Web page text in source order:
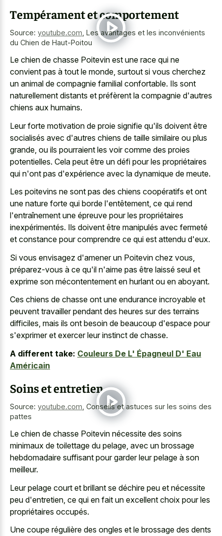
Tempérament et comportement
Source: youtube.com Les avantages et les inconvénients
du Chien de Haut-Poitou
Le chien de chasse Poitevin est une race qui ne
convient pas à tout le monde, surtout si vous cherchez
un animal de compagnie familial confortable. Ils sont
naturellement distants et préfèrent la compagnie d'autres
chiens aux humains.
Leur forte motivation de proie signifie qu'ils doivent être
socialisés avec d'autres chiens de taille similaire ou plus
grande, ou ils pourraient les voir comme des proies
potentielles. Cela peut être un défi pour les propriétaires
qui n'ont pas d'expérience avec la dynamique de meute.
Les poitevins ne sont pas des chiens coopératifs et ont
une nature forte qui borde l'entêtement, ce qui rend
l'entraînement une épreuve pour les propriétaires
inexpérimentés. Ils doivent être manipulés avec fermeté
et constance pour comprendre ce qui est attendu d'eux.
Si vous envisagez d'amener un Poitevin chez vous,
préparez-vous à ce qu'il n'aime pas être laissé seul et
exprime son mécontentement en hurlant ou en aboyant.
Ces chiens de chasse ont une endurance incroyable et
peuvent travailler pendant des heures sur des terrains
difficiles, mais ils ont besoin de beaucoup d'espace pour
s'exprimer et exercer leur instinct de chasse.
A different take: Couleurs De L' Épagneul D' Eau
Américain
Soins et entretien
Source: youtube.com Conseils et astuces sur les soins des
pattes
Le chien de chasse Poitevin nécessite des soins
minimaux de toilettage du pelage, avec un brossage
hebdomadaire suffisant pour garder leur pelage à son
meilleur.
Leur pelage court et brillant se déchire peu et nécessite
peu d'entretien, ce qui en fait un excellent choix pour les
propriétaires occupés.
Une coupe régulière des ongles et le brossage des dents